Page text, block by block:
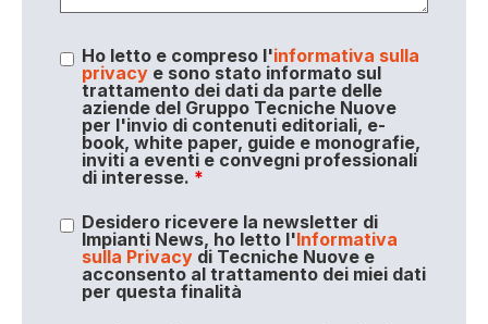
Ho letto e compreso l'informativa sulla
privacye sono stato informato sul
trattamento dei dati da parte delle
aziende del Gruppo Tecniche Nuove
per l'invio di contenuti editoriali, e-
book, white paper, guide e monografie,
inviti a eventi e convegni professionali
di interesse. *
Desidero ricevere la newsletter di
Impianti News, ho letto l'Informativa
sulla Privacydi Tecniche Nuove e
acconsento al trattamento dei miei dati
per questa finalità